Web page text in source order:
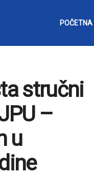
POČETNA
stručni
–
u